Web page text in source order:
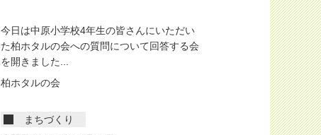
今日は中原小学校4年生の皆さんにいただい
た柏ホタルの会への質問について回答する会
を開きました...
柏ホタルの会
まちづくり